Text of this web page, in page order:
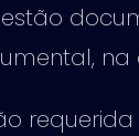
na
requerida